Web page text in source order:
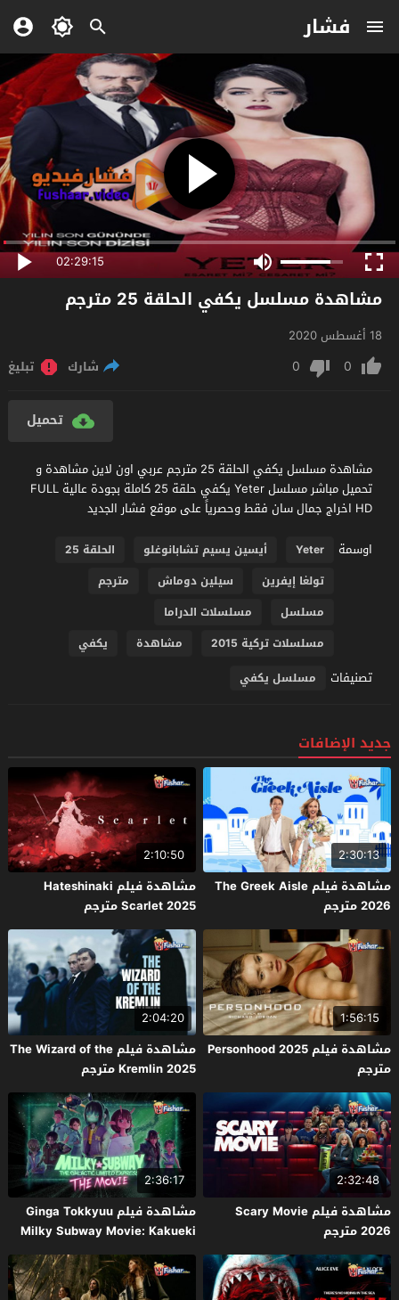
فشار
02:29:15
مشاهدة مسلسل يكفي الحلقة 25 مترجم
18 أغسطس 2020
0
0 شارك تبليغ
تحميل
مشاهدة مسلسل يكفي الحلقة 25 مترجم عربي اون لاين مشاهدة و
تحميل مباشر مسلسل Yeter يكفي حلقة 25 كاملة بجودة عالية FULL
HD اخراج جمال سان فقط وحصرياً على موقع فشار الجديد
اوسمة
Yeter أيسين يسيم تشابانوغلو
الحلقة 25
تولغا إيفرين
سيلين دوماش
مترجم
مسلسل
مسلسلات الدراما
مسلسلات تركية 2015
مشاهدة يكفي
تصنيفات مسلسل يكفي
جديد الإضافات
2:30:13
مشاهدة فيلم The Greek Aisle
2026 مترجم
2:10:50
مشاهدة فيلم Hateshinaki
Scarlet 2025 مترجم
1:56:15
مشاهدة فيلم Personhood 2025
مترجم
2:04:20
مشاهدة فيلم The Wizard of the
Kremlin 2025 مترجم
2:32:48
مشاهدة فيلم Scary Movie
2026 مترجم
2:36:17
مشاهدة فيلم Ginga Tokkyuu
Milky Subway Movie: Kakueki
Teisha Gekijou Yuki 2026 مترجم